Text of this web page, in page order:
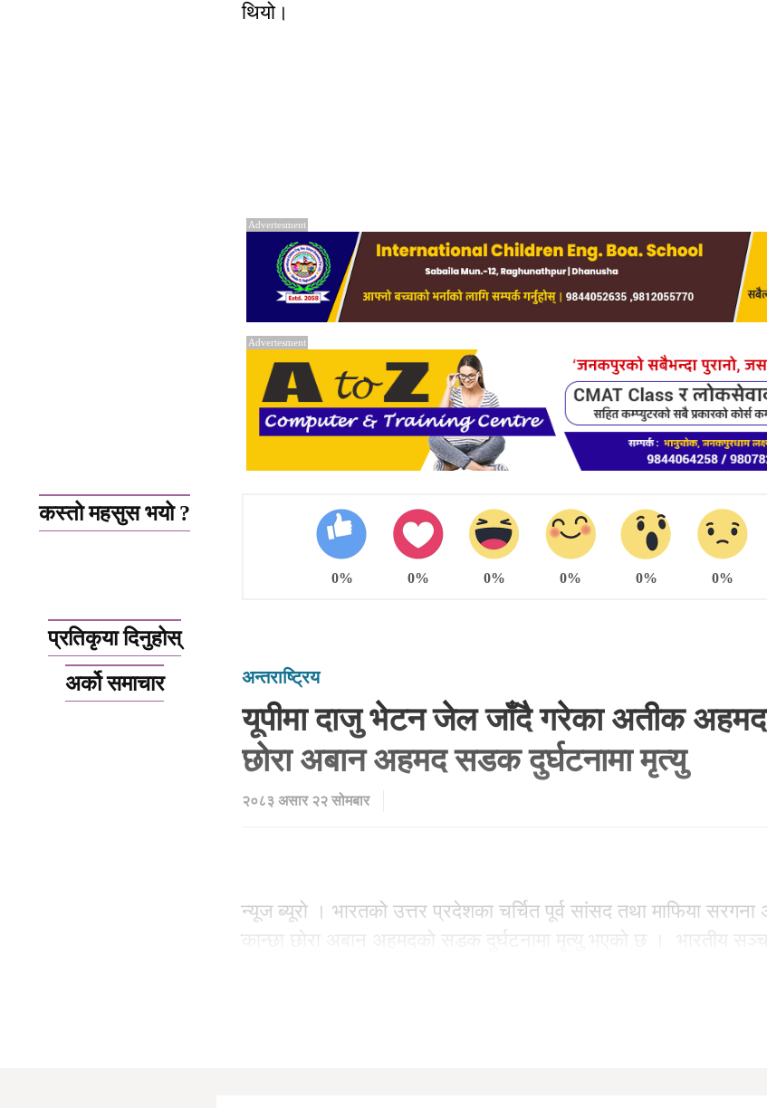
थियो।
Advertesment
Advertesment
कस्तो महसुस भयो ?
0% 0% 0% 0% 0% 0%
प्रतिकृया दिनुहोस्
अर्को समाचार
अन्तराष्ट्रिय
यूपीमा दाजु भेटन जेल जाँदै गरेका अतीक
छोरा अबान अहमद सडक दुर्घटनामा मृत्यु
२०८३ असार २२ सोमबार
न्यूज ब्यूरो । भारतको उत्तर प्रदेशका चर्चित पूर्व सांसद तथा माफिया
कान्छा छोरा अबान अहमदको सडक दुर्घटनामा मृत्यु भएको छ । भारतीय